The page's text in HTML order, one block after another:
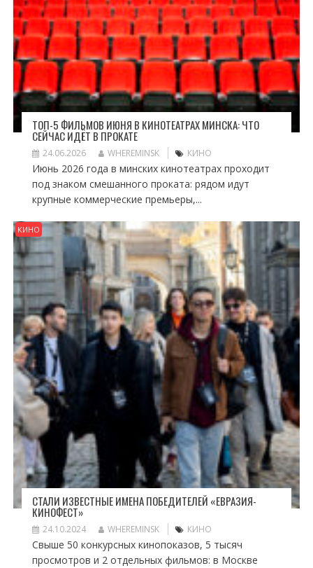
ТОП-5 ФИЛЬМОВ ИЮНЯ В КИНОТЕАТРАХ МИНСКА: ЧТО
СЕЙЧАС ИДЁТ В ПРОКАТЕ
24.06.2026 WHEREMINSK КИНО
Июнь 2026 года в минских кинотеатрах проходит
под знаком смешанного проката: рядом идут
крупные коммерческие премьеры,...
КИНО
СТАЛИ ИЗВЕСТНЫЕ ИМЕНА ПОБЕДИТЕЛЕЙ «ЕВРАЗИЯ-
КИНОФЕСТ»
24.10.2024 WHEREMINSK КИНО
Свыше 50 конкурсных кинопоказов, 5 тысяч
просмотров и 2 отдельных фильмов: в Москве